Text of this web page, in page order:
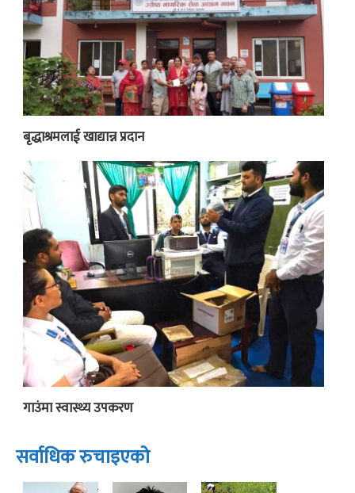
बृद्धाश्रमलाई खाद्यान्न प्रदान
गाउंमा स्वास्थ्य उपकरण
सर्वाधिक रुचाइएको